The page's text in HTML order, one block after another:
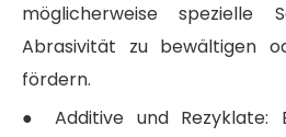
möglicherweise spezielle
Abrasivität zu bewältigen
fördern.
● Additive und Rezyklate: